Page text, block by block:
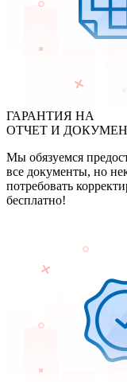
ГАРАНТИЯ НА
ОТЧЕТ И
Мы обязуемся
все документы, но
потребовать
бесплатно!